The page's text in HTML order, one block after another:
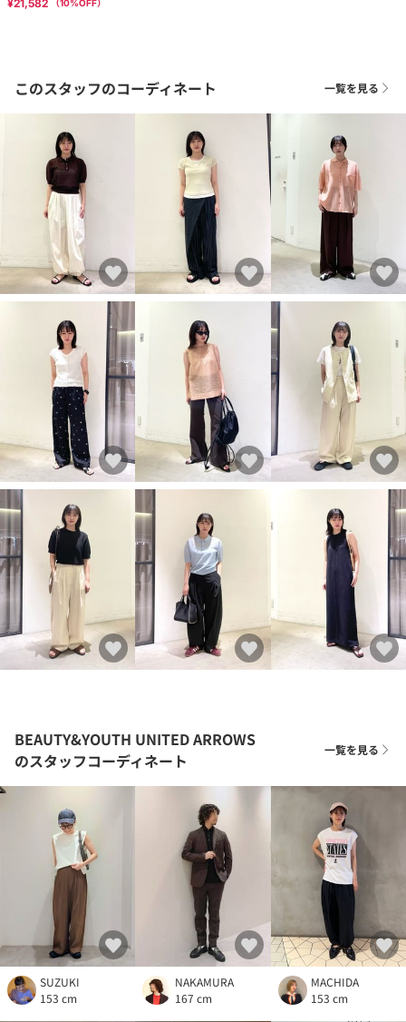
¥21,582 （10%OFF）
このスタッフのコーディネート 一覧を見る
BEAUTY&YOUTH UNITED ARROWS
のスタッフコーディネート
一覧を見る
SUZUKI
153 cm
NAKAMURA
167 cm
MACHIDA
153 cm